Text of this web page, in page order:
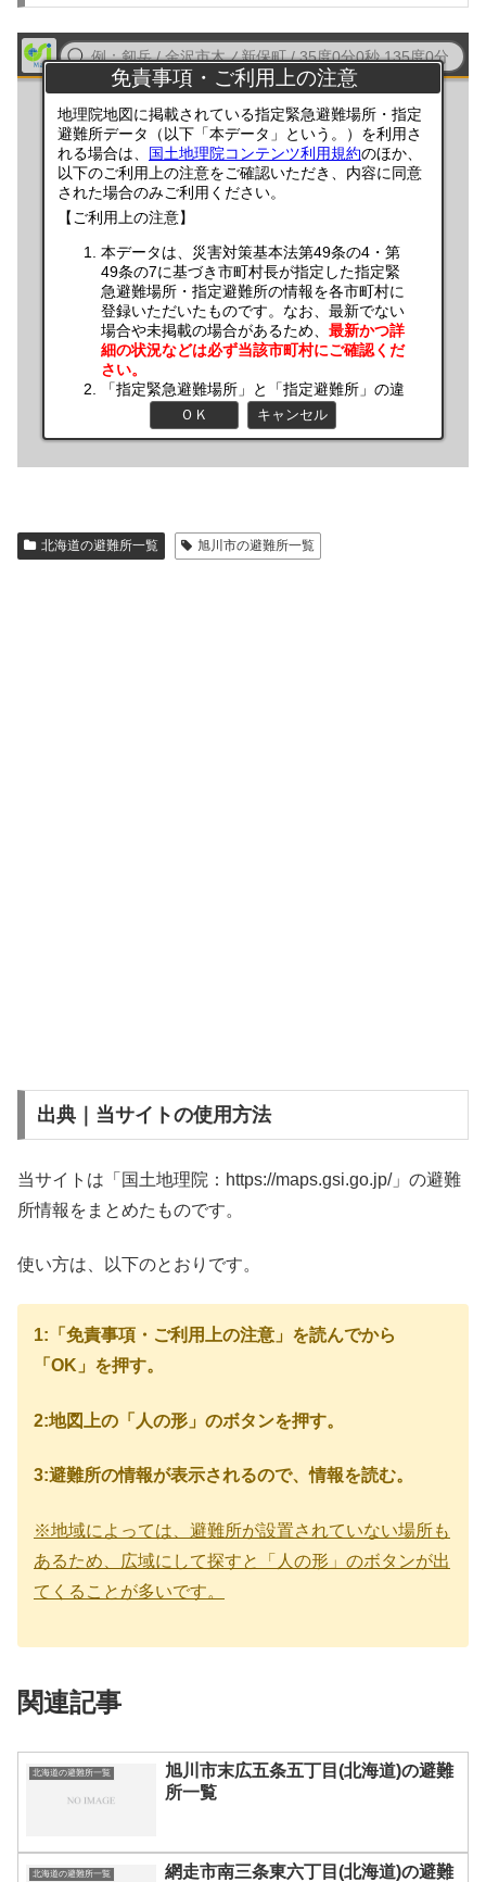
北海道の避難所一覧 旭川市の避難所一覧
出典｜当サイトの使用方法
当サイトは「国土地理院：https://maps.gsi.go.jp/」の避難
所情報をまとめたものです。
使い方は、以下のとおりです。
1:「免責事項・ご利用上の注意」を読んでから
「OK」を押す。
2:地図上の「人の形」のボタンを押す。
3:避難所の情報が表示されるので、情報を読む。
※地域によっては、避難所が設置されていない場所も
あるため、広域にして探すと「人の形」のボタンが出
てくることが多いです。
関連記事
北海道の避難所一覧
旭川市末広五条五丁目(北海道)の避難
所一覧
北海道の避難所一覧
網走市南三条東六丁目(北海道)の避難